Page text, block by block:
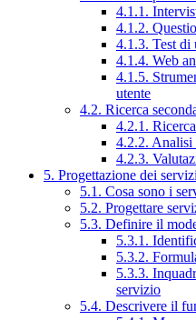
4.1.1.
4.1.2.
4.1.3. Test di
4.1.4. Web
4.1.5.
utente
4.2. Ricerca
4.2.1.
4.2.2. Analisi
4.2.3.
5. Progettazione dei servizi
5.1. Cosa sono i
5.2. Progettare
5.3. Definire il
5.3.1.
5.3.2.
5.3.3.
servizio
5.4. Descrivere il